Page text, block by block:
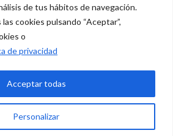
de tus hábitos de navegación.
cookies pulsando “Aceptar”,
o
de privacidad
Personalizar
Acceptar todas
| All Rights Reserved
Política de privacidad
devolución monetaria